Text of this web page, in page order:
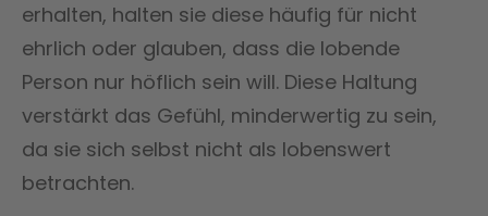
erhalten, halten sie diese häufig für nicht
ehrlich oder glauben, dass die lobende
Person nur höflich sein will. Diese Haltung
verstärkt das Gefühl, minderwertig zu sein,
da sie sich selbst nicht als lobenswert
betrachten.